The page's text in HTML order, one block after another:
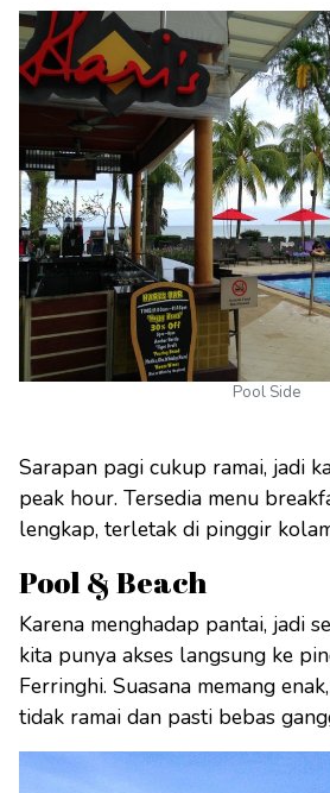
Pool Side
Sarapan pagi cukup ramai, jadi
peak hour. Tersedia menu
lengkap, terletak di pinggir
Pool & Beach
Karena menghadap pantai, jadi
kita punya akses langsung ke
Ferringhi. Suasana memang
tidak ramai dan pasti bebas